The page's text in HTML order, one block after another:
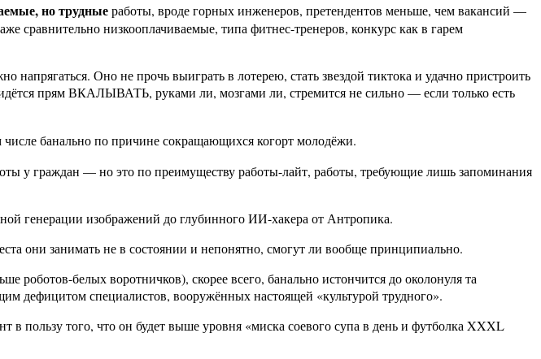
но трудныеработы, вроде горных инженеров, претендентов меньше, чем вакансий —
сравнительно низкооплачиваемые, типа фитнес-тренеров, конкурс как в гарем
напрягаться. Оно не прочь выиграть в лотерею, стать звездой тиктока и удачно пристроить
прям ВКАЛЫВАТЬ, руками ли, мозгами ли, стремится не сильно — если только есть
банально по причине сокращающихся когорт молодёжи.
у граждан — но это по преимуществу работы-лайт, работы, требующие лишь запоминания
генерации изображений до глубинного ИИ-хакера от Антропика.
они занимать не в состоянии и непонятно, смогут ли вообще принципиально.
роботов-белых воротничков), скорее всего, банально истончится до околонуля та
дефицитом специалистов, вооружённых настоящей «культурой трудного».
в пользу того, что он будет выше уровня «миска соевого супа в день и футболка XXXL